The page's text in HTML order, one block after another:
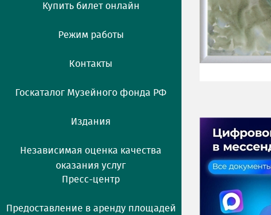
Купить билет онлайн
Режим работы
Контакты
Госкаталог Музейного фонда РФ
Издания
Независимая оценка качества
оказания услуг
Пресс-центр
Предоставление в аренду площадей